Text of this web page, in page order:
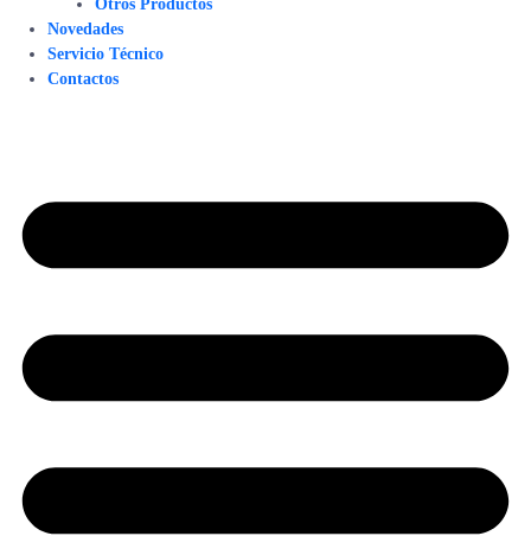
Otros Productos
Novedades
Servicio Técnico
Contactos